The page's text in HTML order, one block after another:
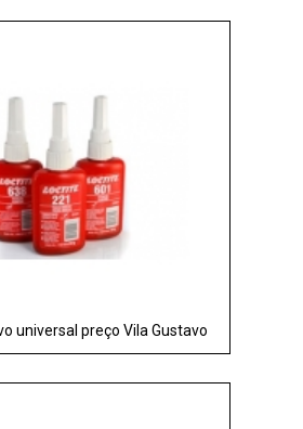
universal preço Vila Gustavo